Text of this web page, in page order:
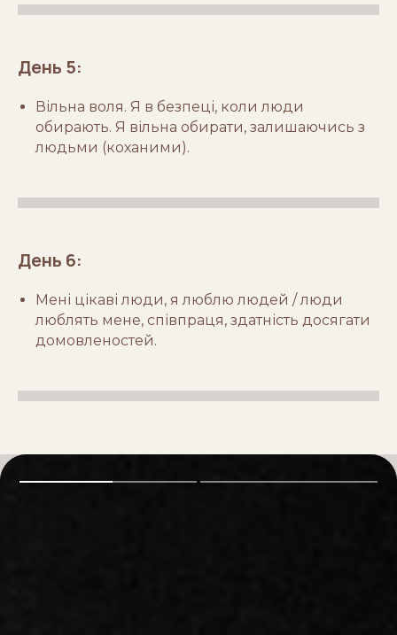
День 5:
Вільна воля. Я в безпеці, коли люди
обирають. Я вільна обирати, залишаючись з
людьми (коханими).
День 6:
Мені цікаві люди, я люблю людей / люди
люблять мене, співпраця, здатність досягати
домовленостей.